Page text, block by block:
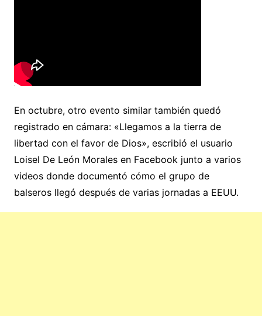
En octubre, otro evento similar también quedó
registrado en cámara: «Llegamos a la tierra de
libertad con el favor de Dios», escribió el usuario
Loisel De León Morales en Facebook junto a varios
videos donde documentó cómo el grupo de
balseros llegó después de varias jornadas a EEUU.